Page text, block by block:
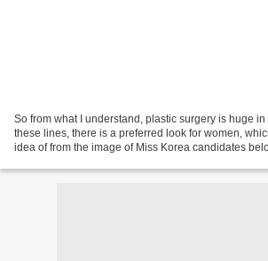
So from what I understand, plastic surgery is huge
these lines, there is a preferred look for women,
idea of from the image of Miss Korea candidates